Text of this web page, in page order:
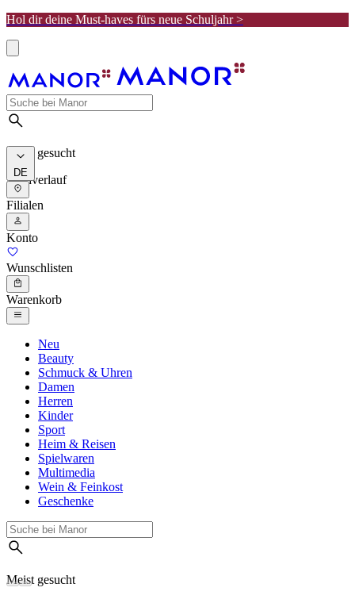
Hol dir deine Must-haves fürs neue Schuljahr >
Meist gesucht
Suchverlauf
DE
Filialen
Konto
Wunschlisten
Warenkorb
Neu
Beauty
Schmuck & Uhren
Damen
Herren
Kinder
Sport
Heim & Reisen
Spielwaren
Multimedia
Wein & Feinkost
Geschenke
Meist gesucht